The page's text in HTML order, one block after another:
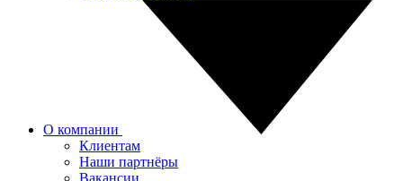
О компании
Клиентам
Наши партнёры
Вакансии